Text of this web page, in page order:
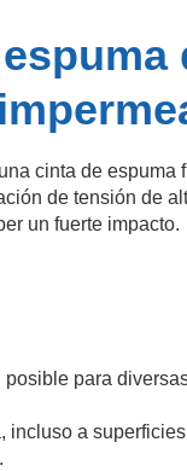
cinta de espuma
de tensión de
un fuerte impacto.
posible para
incluso a